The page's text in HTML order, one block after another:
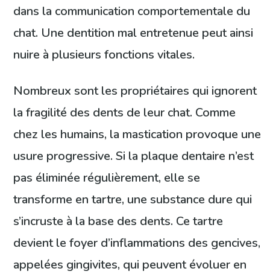
dans la communication comportementale du
chat. Une dentition mal entretenue peut ainsi
nuire à plusieurs fonctions vitales.
Nombreux sont les propriétaires qui ignorent
la fragilité des dents de leur chat. Comme
chez les humains, la mastication provoque une
usure progressive. Si la plaque dentaire n’est
pas éliminée régulièrement, elle se
transforme en tartre, une substance dure qui
s’incruste à la base des dents. Ce tartre
devient le foyer d’inflammations des gencives,
appelées gingivites, qui peuvent évoluer en